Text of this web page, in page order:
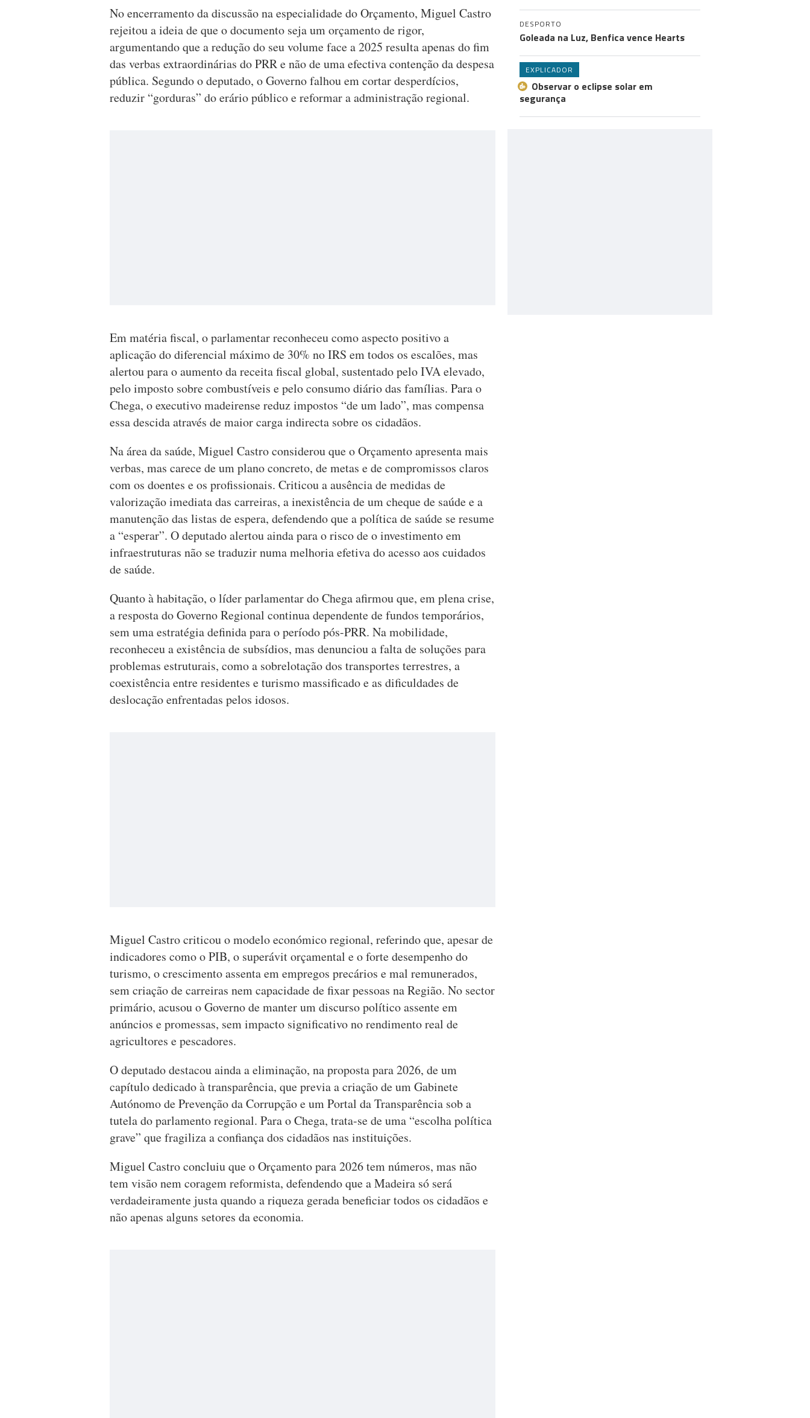
No encerramento da discussão na especialidade do Orçamento, Miguel Castro
rejeitou a ideia de que o documento seja um orçamento de rigor,
argumentando que a redução do seu volume face a 2025 resulta apenas do fim
das verbas extraordinárias do PRR e não de uma efectiva contenção da despesa
pública. Segundo o deputado, o Governo falhou em cortar desperdícios,
reduzir “gorduras” do erário público e reformar a administração regional.
Em matéria fiscal, o parlamentar reconheceu como aspecto positivo a
aplicação do diferencial máximo de 30% no IRS em todos os escalões, mas
alertou para o aumento da receita fiscal global, sustentado pelo IVA elevado,
pelo imposto sobre combustíveis e pelo consumo diário das famílias. Para o
Chega, o executivo madeirense reduz impostos “de um lado”, mas compensa
essa descida através de maior carga indirecta sobre os cidadãos.
Na área da saúde, Miguel Castro considerou que o Orçamento apresenta mais
verbas, mas carece de um plano concreto, de metas e de compromissos claros
com os doentes e os profissionais. Criticou a ausência de medidas de
valorização imediata das carreiras, a inexistência de um cheque de saúde e a
manutenção das listas de espera, defendendo que a política de saúde se resume
a “esperar”. O deputado alertou ainda para o risco de o investimento em
infraestruturas não se traduzir numa melhoria efetiva do acesso aos cuidados
de saúde.
Quanto à habitação, o líder parlamentar do Chega afirmou que, em plena crise,
a resposta do Governo Regional continua dependente de fundos temporários,
sem uma estratégia definida para o período pós-PRR. Na mobilidade,
reconheceu a existência de subsídios, mas denunciou a falta de soluções para
problemas estruturais, como a sobrelotação dos transportes terrestres, a
coexistência entre residentes e turismo massificado e as dificuldades de
deslocação enfrentadas pelos idosos.
Miguel Castro criticou o modelo económico regional, referindo que, apesar de
indicadores como o PIB, o superávit orçamental e o forte desempenho do
turismo, o crescimento assenta em empregos precários e mal remunerados,
sem criação de carreiras nem capacidade de fixar pessoas na Região. No sector
primário, acusou o Governo de manter um discurso político assente em
anúncios e promessas, sem impacto significativo no rendimento real de
agricultores e pescadores.
O deputado destacou ainda a eliminação, na proposta para 2026, de um
capítulo dedicado à transparência, que previa a criação de um Gabinete
Autónomo de Prevenção da Corrupção e um Portal da Transparência sob a
tutela do parlamento regional. Para o Chega, trata-se de uma “escolha política
grave” que fragiliza a confiança dos cidadãos nas instituições.
Miguel Castro concluiu que o Orçamento para 2026 tem números, mas não
tem visão nem coragem reformista, defendendo que a Madeira só será
verdadeiramente justa quando a riqueza gerada beneficiar todos os cidadãos e
não apenas alguns setores da economia.
DESPORTO
Goleada na Luz, Benfica vence Hearts
EXPLICADOR
Observar o eclipse solar em
segurança